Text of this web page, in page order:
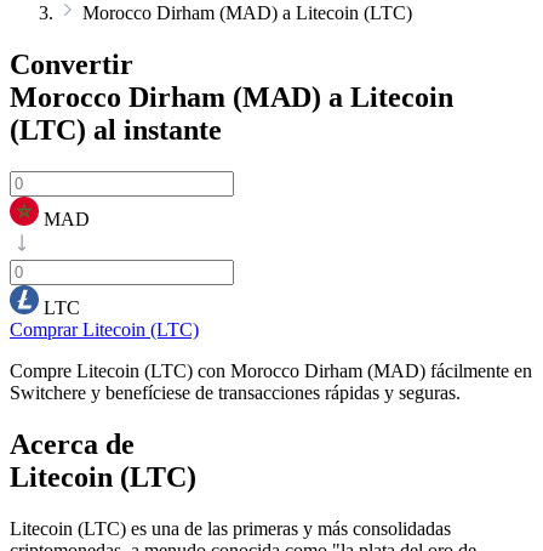
Morocco Dirham (MAD) a Litecoin (LTC)
Convertir
Morocco Dirham (MAD) a Litecoin
(LTC) al instante
MAD
LTC
Comprar Litecoin (LTC)
Compre Litecoin (LTC) con Morocco Dirham (MAD) fácilmente en
Switchere y benefíciese de transacciones rápidas y seguras.
Acerca de
Litecoin (LTC)
Litecoin (LTC) es una de las primeras y más consolidadas